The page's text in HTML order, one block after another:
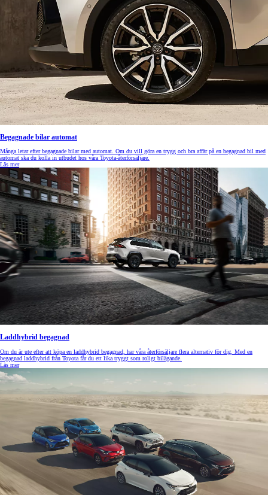
Begagnade bilar automat
Många letar efter begagnade bilar med automat. Om du vill göra en trygg och bra affär på en begagnad bil med
automat ska du kolla in utbudet hos våra Toyota-återförsäljare.
Läs mer
Laddhybrid begagnad
Om du är ute efter att köpa en laddhybrid begagnad, har våra återförsäljare flera alternativ för dig. Med en
begagnad laddhybrid från Toyota får du ett lika tryggt som roligt bilägande.
Läs mer